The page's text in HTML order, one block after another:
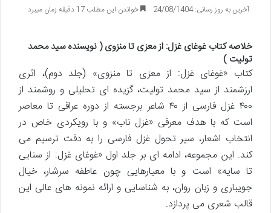
آخرین به روز رسانی: 24/08/1404 خواندن این مطلب 17 دقیقه زمان میبرد
خلاصه کتاب غوغای غزل: از معزی تا منزوی ( نویسنده سید محمد
تولیت )
کتاب «غوغای غزل: از معزی تا منزوی» (جلد دوم)، اثری
ارزشمند از سید محمد تولیت، گزیده ای تحلیلی و روشمند از
۴۰۰ غزل فارسی از ۴۰ شاعر برجسته از دوره عراقی تا معاصر
است که با هدف معرفی «غزل ناب» و با رویکردی خاص در
انتخاب اشعار، سیر تحول غزل فارسی را به دقت ترسیم می
کند. این مجموعه، ادامه ای بر جلد اول «غوغای غزل: از سنایی
تا سایه» است و با معیارهایی چون عاطفه سرشار، خیال
جویباری و زبان روان، به شناسایی و ارائه نمونه های عالی این
قالب شعری می پردازد.